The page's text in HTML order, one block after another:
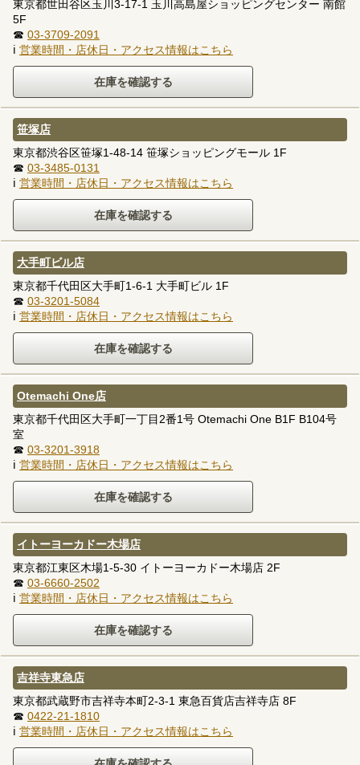
東京都世田谷区玉川3-17-1 玉川高島屋ショッピングセンター 南館
5F
☎ 03-3709-2091
ℹ 営業時間・店休日・アクセス情報はこちら
笹塚店
東京都渋谷区笹塚1-48-14 笹塚ショッピングモール 1F
☎ 03-3485-0131
ℹ 営業時間・店休日・アクセス情報はこちら
大手町ビル店
東京都千代田区大手町1-6-1 大手町ビル 1F
☎ 03-3201-5084
ℹ 営業時間・店休日・アクセス情報はこちら
Otemachi One店
東京都千代田区大手町一丁目2番1号 Otemachi One B1F B104号
室
☎ 03-3201-3918
ℹ 営業時間・店休日・アクセス情報はこちら
イトーヨーカドー木場店
東京都江東区木場1-5-30 イトーヨーカドー木場店 2F
☎ 03-6660-2502
ℹ 営業時間・店休日・アクセス情報はこちら
吉祥寺東急店
東京都武蔵野市吉祥寺本町2-3-1 東急百貨店吉祥寺店 8F
☎ 0422-21-1810
ℹ 営業時間・店休日・アクセス情報はこちら